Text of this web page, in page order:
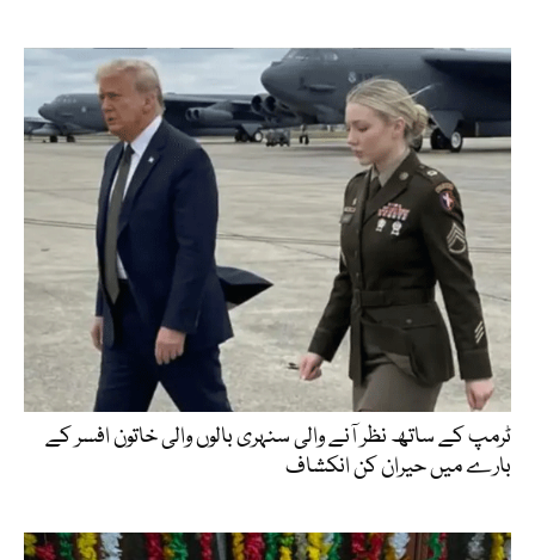
ٹرمپ کے ساتھ نظر آنے والی سنہری بالوں والی خاتون افسر کے
بارے میں حیران کن انکشاف